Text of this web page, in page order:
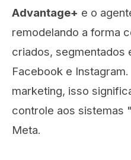
Advantage+ e o
remodelando a forma
criados, segmentados
Facebook e
marketing, isso
controle aos sistemas
Meta.